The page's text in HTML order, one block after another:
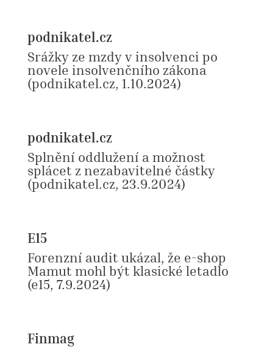
podnikatel.cz
Srážky ze mzdy v insolvenci po
novele insolvenčního zákona
(podnikatel.cz, 1.10.2024)
podnikatel.cz
Splnění oddlužení a možnost
splácet z nezabavitelné částky
(podnikatel.cz, 23.9.2024)
E15
Forenzní audit ukázal, že e-shop
Mamut mohl být klasické letadlo
(e15, 7.9.2024)
Finmag